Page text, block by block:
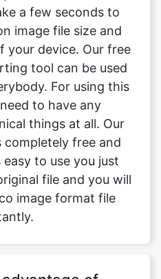
tool can be used
For using this
to have any
things at all. Our
free and
to use you just
file and you will
image format file
of